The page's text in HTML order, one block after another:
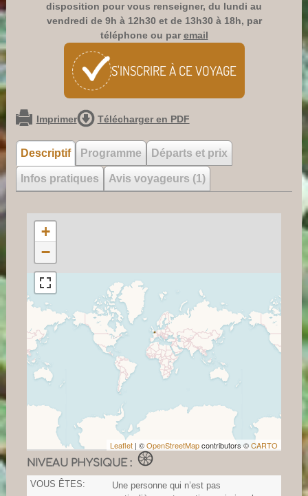
disposition pour vous renseigner, du lundi au
vendredi de 9h à 12h30 et de 13h30 à 18h, par
téléphone ou paremail
S'INSCRIRE À CEVOYAGE
Imprimer Télécharger en PDF
Descriptif Programme Départs et prix
Infos pratiques Avis voyageurs (1)
+
−
Leaflet | ©OpenStreetMapcontributors ©CARTO
NIVEAU PHYSIQUE :
VOUS ÊTES:
Une personne qui n’est pas